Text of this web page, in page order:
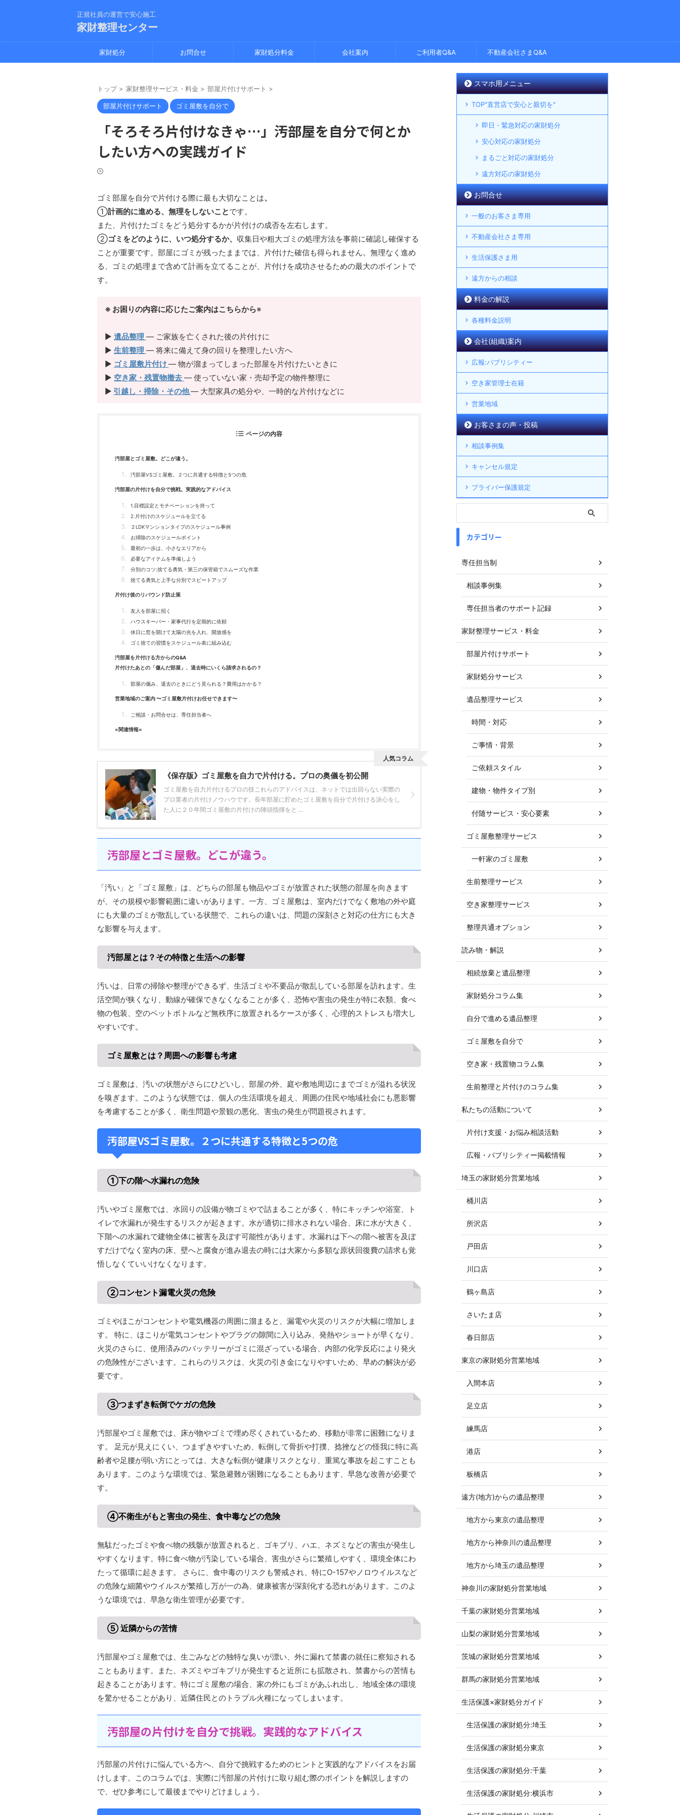
正規社員の運営で安心施工
家財整理センター
家財処分 お問合せ 家財処分料金 会社案内 ご利用者Q&A 不動産会社さまQ&A
トップ > 家財整理サービス・料金 > 部屋片付けサポート >
部屋片付けサポート ゴミ屋敷を自分で
「そろそろ片付けなきゃ…」汚部屋を自分で何とか
したい方への実践ガイド
ゴミ部屋を自分で片付ける際に最も大切なことは、
①計画的に進める、無理をしないことです。
また、片付けたゴミをどう処分するかが片付けの成否を左右します。
②ゴミをどのように、いつ処分するか、 収集日や粗大ゴミの処理方法を事前に確認し確保する
ことが重要です。部屋にゴミが残ったままでは、片付けた確信も得られません。無理なく進め
る、ゴミの処理まで含めて計画を立てることが、片付けを成功させるための最大のポイントで
す。
※ お困りの内容に応じたご案内はこちらから※
▶︎ 遺品整理 — ご家族を亡くされた後の片付けに
▶︎ 生前整理 — 将来に備えて身の回りを整理したい方へ
▶︎ ゴミ屋敷片付け— 物が溜まってしまった部屋を片付けたいときに
▶︎ 空き家・残置物撤去 — 使っていない家・売却予定の物件整理に
▶︎ 引越し・掃除・その他— 大型家具の処分や、一時的な片付けなどに
ページの内容
汚部屋とゴミ屋敷。どこが違う。
汚部屋VSゴミ屋敷。２つに共通する特徴と5つの危
汚部屋の片付けを自分で挑戦。実践的なアドバイス
1.目標設定とモチベーションを持って
2.片付けのスケジュールを立てる
２LDKマンションタイプのスケジュール事例
お掃除のスケジュールポイント
最初の一歩は、小さなエリアから
必要なアイテムを準備しよう
分別のコツ:捨てる勇気・第三の保管箱でスムーズな作業
捨てる勇気と上手な分別でスビートアップ
片付け後のリバウンド防止策
友人を部屋に招く
ハウスキーパー・家事代行を定期的に依頼
休日に窓を開けて太陽の光を入れ、開放感を
ゴミ捨ての習慣をスケジュール表に組み込む
汚部屋を片付ける方からのQ&A
片付けたあとの「傷んだ部屋」、退去時にいくら請求されるの？
部屋の傷み、退去のときにどう見られる？費用はかかる？
営業地域のご案内 〜ゴミ屋敷片付けお任せできます〜
ご相談・お問合せは、専任担当者へ
=関連情報=
《保存版》ゴミ屋敷を自力で片付ける。プロの奥儀を初公開
ゴミ屋敷を自力片付けるプロの技これらのアドバイスは、ネットでは出回らない実際の
プロ業者の片付けノウハウです。長年部屋に貯めたゴミ屋敷を自分で片付ける決心をし
た人に２０年間ゴミ屋敷の片付けの陣頭指揮をと ...
人気コラム
汚部屋とゴミ屋敷。どこが違う。
「汚い」と「ゴミ屋敷」は、どちらの部屋も物品やゴミが放置された状態の部屋を向きます
が、その規模や影響範囲に違いがあります。一方、ゴミ屋敷は、室内だけでなく敷地の外や庭
にも大量のゴミが散乱している状態で、これらの違いは、問題の深刻さと対応の仕方にも大き
な影響を与えます。
汚部屋とは？その特徴と生活への影響
汚いは、日常の掃除や整理ができるず、生活ゴミや不要品が散乱している部屋を訪れます。生
活空間が狭くなり、動線が確保できなくなることが多く、恐怖や害虫の発生が特に衣類、食べ
物の包装、空のペットボトルなど無秩序に放置されるケースが多く、心理的ストレスも増大し
やすいです。
ゴミ屋敷とは？周囲への影響も考慮
ゴミ屋敷は、汚いの状態がさらにひどいし、部屋の外、庭や敷地周辺にまでゴミが溢れる状況
を嗅ぎます。このような状態では、個人の生活環境を超え、周囲の住民や地域社会にも悪影響
を考慮することが多く、衛生問題や景観の悪化、害虫の発生が問題視されます。
汚部屋VSゴミ屋敷。２つに共通する特徴と5つの危
①下の階へ水漏れの危険
汚いやゴミ屋敷では、水回りの設備が物ゴミやで詰まることが多く、特にキッチンや浴室、ト
イレで水漏れが発生するリスクが起きます。水が適切に排水されない場合、床に水が大きく、
下階への水漏れで建物全体に被害を及ぼす可能性があります。水漏れは下への階へ被害を及ぼ
すだけでなく室内の床、壁へと腐食が進み退去の時には大家から多額な原状回復費の請求も覚
悟しなくていいけなくなります。
②コンセント漏電火災の危険
ゴミやほこがコンセントや電気機器の周囲に溜まると、漏電や火災のリスクが大幅に増加しま
す。 特に、ほこりが電気コンセントやプラグの隙間に入り込み、発熱やショートが早くなり、
火災のさらに、使用済みのバッテリーがゴミに混ざっている場合、内部の化学反応により発火
の危険性がございます。これらのリスクは、火災の引き金になりやすいため、早めの解決が必
要です。
③つまずき転倒でケガの危険
汚部屋やゴミ屋敷では、床が物やゴミで埋め尽くされているため、移動が非常に困難になりま
す。 足元が見えにくい、つまずきやすいため、転倒して骨折や打撲、捻挫などの怪我に特に高
齢者や足腰が弱い方にとっては、大きな転倒が健康リスクとなり、重篤な事故を起こすことも
あります。このような環境では、緊急避難が困難になることもあります、早急な改善が必要で
す。
④不衛生がもと害虫の発生、食中毒などの危険
無駄だったゴミや食べ物の残骸が放置されると、ゴキブリ、ハエ、ネズミなどの害虫が発生し
やすくなります。特に食べ物が汚染している場合、害虫がさらに繁殖しやすく、環境全体にわ
たって循環に起きます。 さらに、食中毒のリスクも警戒され、特にO-157やノロウイルスなど
の危険な細菌やウイルスが繁殖し万が一の為、健康被害が深刻化する恐れがあります。このよ
うな環境では、早急な衛生管理が必要です。
⑤ 近隣からの苦情
汚部屋やゴミ屋敷では、生ごみなどの独特な臭いが漂い、外に漏れて禁書の就任に察知される
こともあります。また、ネズミやゴキブリが発生すると近所にも拡散され、禁書からの苦情も
起きることがあります。特にゴミ屋敷の場合、家の外にもゴミがあふれ出し、地域全体の環境
を驚かせることがあり、近隣住民とのトラブル火種になってしまいます。
汚部屋の片付けを自分で挑戦。実践的なアドバイス
汚部屋の片付けに悩んでいる方へ、自分で挑戦するためのヒントと実践的なアドバイスをお届
けします。このコラムでは、実際に汚部屋の片付けに取り組む際のポイントを解説しますの
で、ぜひ参考にして最後までやりどけましょう。
スマホ用メニュー
TOP"直営店で安心と親切を"
即日・緊急対応の家財処分
安心対応の家財処分
まるごと対応の家財処分
遠方対応の家財処分
お問合せ
一般のお客さま専用
不動産会社さま専用
生活保護さま用
遠方からの相談
料金の解説
各種料金説明
会社(組織)案内
広報:パブリシティー
空き家管理士在籍
営業地域
お客さまの声・投稿
相談事例集
キャンセル規定
プライバー保護規定
カテゴリー
専任担当制
相談事例集
専任担当者のサポート記録
家財整理サービス・料金
部屋片付けサポート
家財処分サービス
遺品整理サービス
時間・対応
ご事情・背景
ご依頼スタイル
建物・物件タイプ別
付随サービス・安心要素
ゴミ屋敷整理サービス
一軒家のゴミ屋敷
生前整理サービス
空き家整理サービス
整理共通オプション
読み物・解説
相続放棄と遺品整理
家財処分コラム集
自分で進める遺品整理
ゴミ屋敷を自分で
空き家・残置物コラム集
生前整理と片付けのコラム集
私たちの活動について
片付け支援・お悩み相談活動
広報・パブリシティー掲載情報
埼玉の家財処分営業地域
桶川店
所沢店
戸田店
川口店
鶴ヶ島店
さいたま店
春日部店
東京の家財処分営業地域
入間本店
足立店
練馬店
港店
板橋店
遠方(地方)からの遺品整理
地方から東京の遺品整理
地方から神奈川の遺品整理
地方から埼玉の遺品整理
神奈川の家財処分営業地域
千葉の家財処分営業地域
山梨の家財処分営業地域
茨城の家財処分営業地域
群馬の家財処分営業地域
生活保護×家財処分ガイド
生活保護の家財処分:埼玉
生活保護の家財処分東京
生活保護の家財処分:千葉
生活保護の家財処分:横浜市